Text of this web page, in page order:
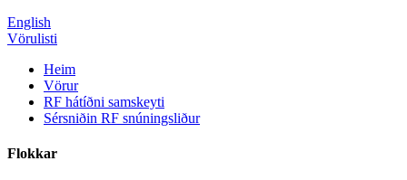
English
Vörulisti
Heim
Vörur
RF hátíðni samskeyti
Sérsniðin RF snúningsliður
Flokkar